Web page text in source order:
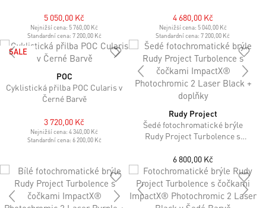
5 050,00 Kč
Nejnižší cena: 5 760,00 Kč
Standardní cena: 7 200,00 Kč
4 680,00 Kč
Nejnižší cena: 5 040,00 Kč
Standardní cena:7 200,00 Kč
SALE
POC
Cyklistická přilba POC Cularis v
Černé Barvě
3 720,00 Kč
Nejnižší cena:4 340,00 Kč
Standardní cena: 6 200,00 Kč
Rudy Project
Šedé fotochromatické brýle
Rudy Project Turbolence s
Photochromic 2 Laser Black +
doplňky
6 800,00 Kč